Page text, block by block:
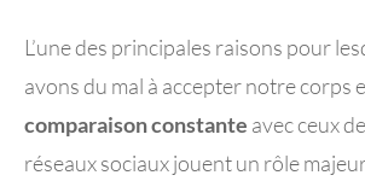
L’une des principales raisons pour
avons du mal à accepter notre corps
comparaison constante avec ceux
réseaux sociaux jouent un rôle